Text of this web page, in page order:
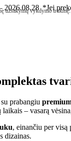
2026.08.28 *Jei
vykdymo
prabangiu
– vasarą
, einančiu per visą
dizainas.